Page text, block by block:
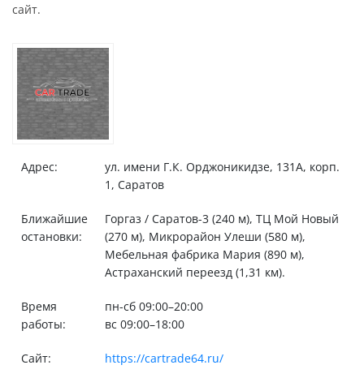
сайт.
Адрес:
ул. имени Г.К. Орджоникидзе, 131А, корп.
1, Саратов
Ближайшие
остановки:
Горгаз / Саратов-3 (240 м), ТЦ Мой Новый
(270 м), Микрорайон Улеши (580 м),
Мебельная фабрика Мария (890 м),
Астраханский переезд (1,31 км).
Время
работы:
пн-сб 09:00–20:00
вс 09:00–18:00
Сайт: https://cartrade64.ru/